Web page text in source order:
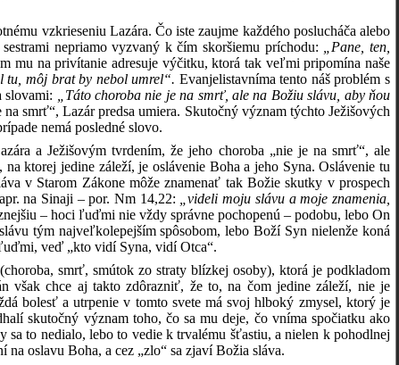
vzkrieseniu Lazára. Čo iste zaujme každého poslucháča alebo
nepriamo vyzvaný k čím skoršiemu príchodu:
„Pane, ten,
mu na privítanie adresuje výčitku, ktorá tak veľmi pripomína naše
tu, môj brat by nebol umrel“. Evanjelistavníma tento náš problém s
slovami:
„Táto choroba nie je na smrť, ale na Božiu slávu, aby ňou
smrť“, Lazár predsa umiera. Skutočný význam týchto Ježišových
nemá posledné slovo.
a Ježišovým tvrdením, že jeho choroba „nie je na smrť“, ale
na ktorej jedine záleží, je oslávenie Boha a jeho Syna. Oslávenie tu
v Starom Zákone môže znamenať tak Božie skutky v prospech
na Sinaji – por. Nm 14,22:
„videli moju slávu a moje znamenia,
– hoci ľuďmi nie vždy správne pochopenú – podobu, lebo On
tým najveľkolepejším spôsobom, lebo Boží Syn nielenže koná
veď „kto vidí Syna, vidí Otca“.
smrť, smútok zo straty blízkej osoby), ktorá je podkladom
však chce aj takto zdôrazniť, že to, na čom jedine záleží, nie je
bolesť a utrpenie v tomto svete má svoj hlboký zmysel, ktorý je
skutočný význam toho, čo sa mu deje, čo vníma spočiatku ako
sa to nedialo, lebo to vedie k trvalému šťastiu, a nielen k pohodlnej
oslavu Boha, a cez „zlo“ sa zjaví Božia sláva.